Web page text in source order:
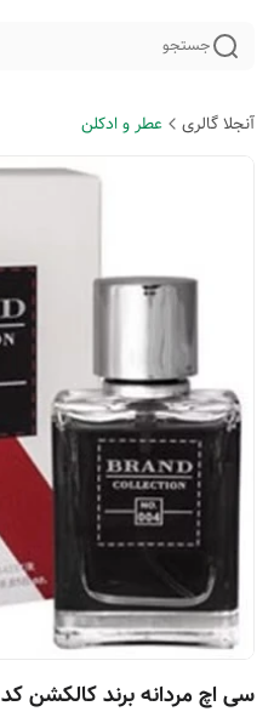
جستجو
آنجلا گالری عطر و ادکلن
سی اچ مردانه برند کالکشن کد 004